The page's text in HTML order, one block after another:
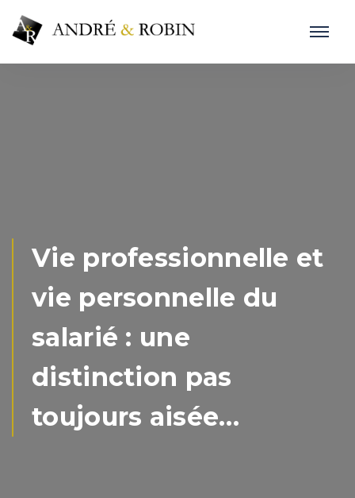
Vie professionnelle et
vie personnelle du
salarié : une
distinction pas
toujours aisée…